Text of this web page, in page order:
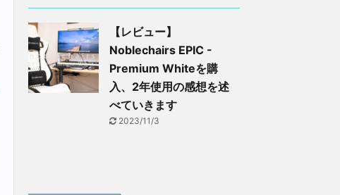
【レビュー】
Noblechairs EPIC -
Premium Whiteを購
入、2年使用の感想を述
べていきます
2023/11/3